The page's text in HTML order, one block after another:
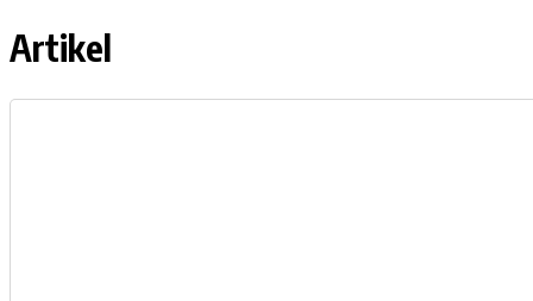
Artikel